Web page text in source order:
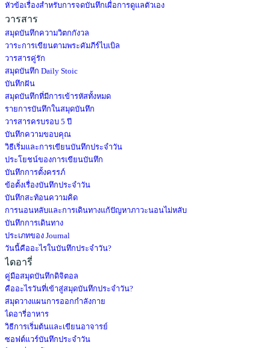
หัวข้อเรื่องสำหรับการจดบันทึกเผื่อการดูแลตัวเอง
วารสาร
สมุดบันทึกความวิตกกังวล
วาระการเขียนตามพระคัมภีร์ไบเบิล
วารสารคู่รัก
สมุดบันทึก Daily Stoic
บันทึกฝัน
สมุดบันทึกที่มีการเข้ารหัสทั้งหมด
รายการบันทึกในสมุดบันทึก
วารสารครบรอบ 5 ปี
บันทึกความขอบคุณ
วิธีเริ่มและการเขียนบันทึกประจำวัน
ประโยชน์ของการเขียนบันทึก
บันทึกการตั้งครรภ์
ข้อตั้งเรื่องบันทึกประจำวัน
บันทึกสะท้อนความคิด
การนอนหลับและการเดินทางแก้ปัญหาภาวะนอนไม่หลับ
บันทึกการเดินทาง
ประเภทของ Journal
วันนี้คืออะไรในบันทึกประจำวัน?
ไดอารี่
คู่มือสมุดบันทึกดิจิตอล
คืออะไรวันที่เข้าสู่สมุดบันทึกประจำวัน?
สมุดวางแผนการออกกำลังกาย
ไดอารี่อาหาร
วิธีการเริ่มต้นและเขียนอาจารย์
ซอฟต์แวร์บันทึกประจำวัน